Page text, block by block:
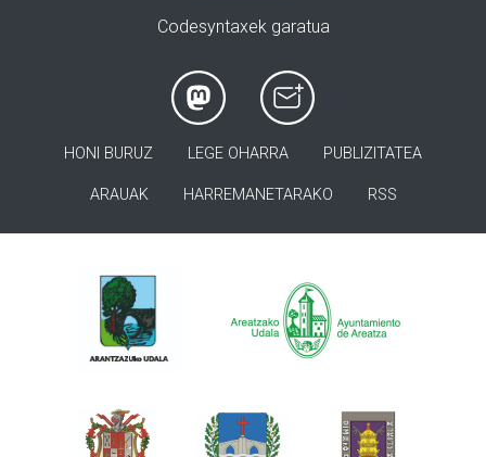
Codesyntaxek garatua
HONI BURUZ LEGE OHARRA PUBLIZITATEA
ARAUAK HARREMANETARAKO RSS